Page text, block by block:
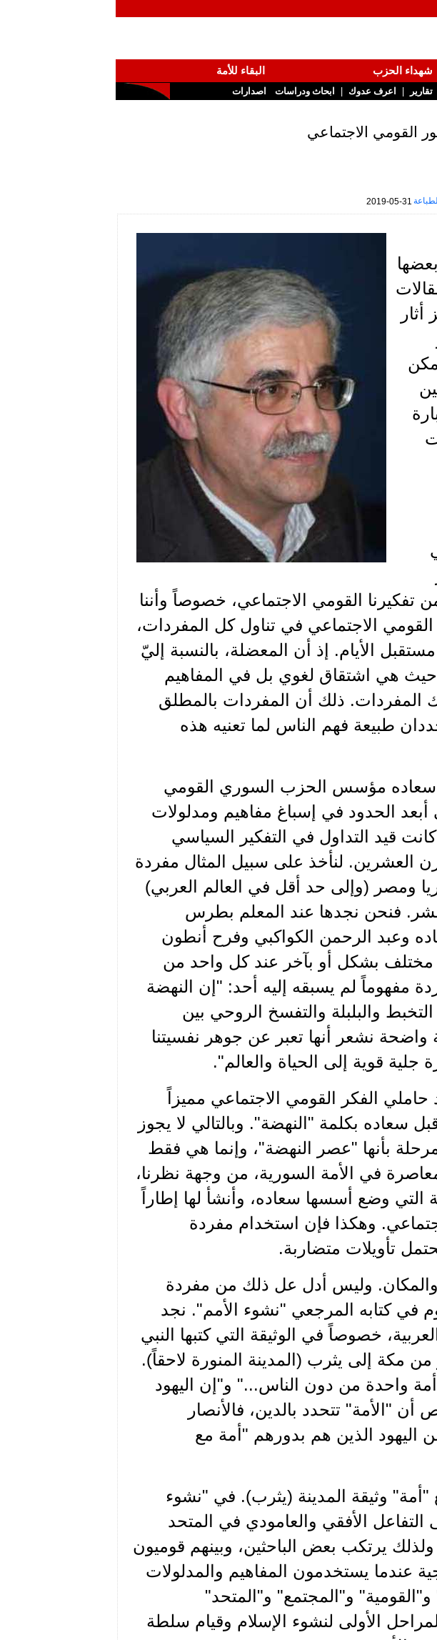
شهداء الحزب
البقاء للأمة
تقارير | اعرف عدوك | ابحاث ودراسات اصدارات
القومي الاجتماعي
2019-05-31
تفكيرنا القومي الاجتماعي، خصوصاً وأننا
الاجتماعي في تناول كل المفردات،
الأيام. إذ أن المعضلة، بالنسبة إليّ
هي اشتقاق لغوي بل في المفاهيم
المفردات. ذلك أن المفردات بالمطلق
طبيعة فهم الناس لما تعنيه هذه
سعاده مؤسس الحزب السوري القومي
أبعد الحدود في إسباغ مفاهيم ومدلولات
قيد التداول في التفكير السياسي
العشرين. لنأخذ على سبيل المثال مفردة
ومصر (وإلى حد أقل في العالم العربي)
فنحن نجدها عند المعلم بطرس
وعبد الرحمن الكواكبي وفرح أنطون
مختلف بشكل أو بآخر عند كل واحد من
مفهوماً لم يسبقه إليه أحد: "إن النهضة
والبلبلة والتفسخ الروحي بين
نشعر أنها تعبر عن جوهر نفسيتنا
جلية قوية إلى الحياة والعالم".
الفكر القومي الاجتماعي مميزاً
سعاده بكلمة "النهضة". وبالتالي لا يجوز
بأنها "عصر النهضة"، وإنما هي فقط
في الأمة السورية، من وجهة نظرنا،
التي وضع أسسها سعاده، وأنشأ لها إطاراً
وهكذا فإن استخدام مفردة
تأويلات متضاربة.
والمكان. وليس أدل عل ذلك من مفردة
في كتابه المرجعي "نشوء الأمم". نجد
خصوصاً في الوثيقة التي كتبها النبي
مكة إلى يثرب (المدينة المنورة لاحقاً).
أمة واحدة من دون الناس..." و"إن اليهود
"الأمة" تتحدد بالدين، فالأنصار
الذين هم بدورهم "أمة مع
وثيقة المدينة (يثرب). في "نشوء
الأفقي والعامودي في المتحد
ولذلك يرتكب بعض الباحثين، وبينهم قوميون
عندما يستخدمون المفاهيم والمدلولات
و"المجتمع" و"المتحد"
الأولى لنشوء الإسلام وقيام سلطة